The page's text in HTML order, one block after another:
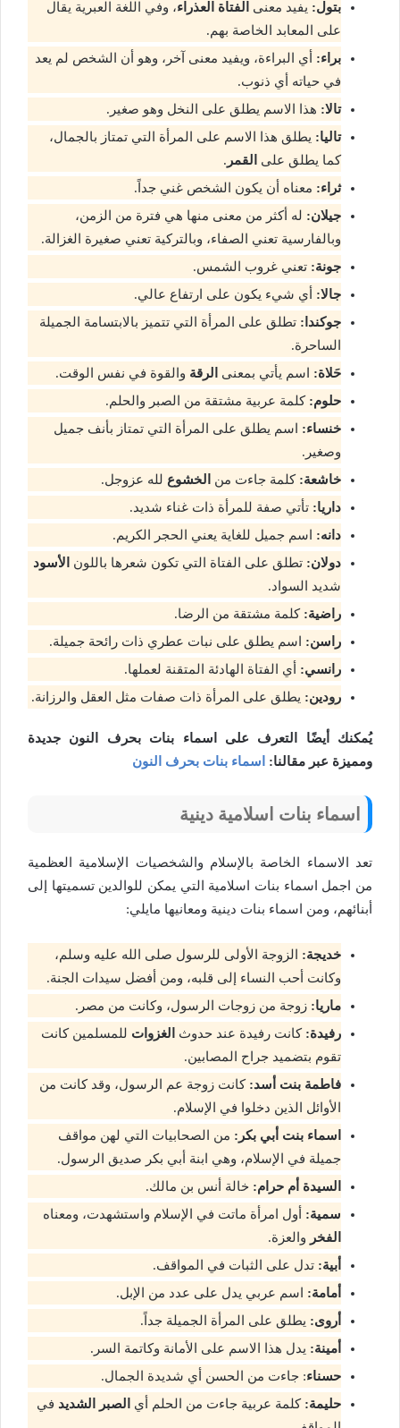
بتول: يفيد معنى الفتاة العذراء، وفي اللغة العبرية يقال
على المعابد الخاصة بهم.
براء: أي البراءة، ويفيد معنى آخر، وهو أن الشخص لم يعد
في حياته أي ذنوب.
تالا: هذا الاسم يطلق على النخل وهو صغير.
تاليا: يطلق هذا الاسم على المرأة التي تمتاز بالجمال،
كما يطلق على
القمر .
ثراء: معناه أن يكون الشخص غني جداً.
جيلان: له أكثر من معنى منها هي فترة من الزمن،
وبالفارسية تعني الصفاء، وبالتركية تعني صغيرة الغزالة.
جونة: تعني غروب الشمس.
جالا: أي شيء يكون على ارتفاع عالي.
جوكندا: تطلق على المرأة التي تتميز بالابتسامة الجميلة
الساحرة.
حَلاة: اسم يأتي بمعنى الرقة والقوة في نفس الوقت.
حلوم: كلمة عربية مشتقة من الصبر والحلم.
خنساء: اسم يطلق على المرأة التي تمتاز بأنف جميل
وصغير.
خاشعة: كلمة جاءت من الخشوع لله عزوجل.
داريا: تأتي صفة للمرأة ذات غناء شديد.
دانه: اسم جميل للغاية يعني الحجر الكريم.
دولان: تطلق على الفتاة التي تكون شعرها باللون
الأسود
شديد السواد.
راضية: كلمة مشتقة من الرضا.
راسن: اسم يطلق على نبات عطري ذات رائحة جميلة.
رانسي: أي الفتاة الهادئة المتقنة لعملها.
رودين: يطلق على المرأة ذات صفات مثل العقل والرزانة.
يُمكنك أيضًا التعرف على اسماء بنات بحرف النون جديدة
ومميزة عبر مقالنا:
اسماء بنات بحرف النون
اسماء بنات اسلامية دينية
تعد الاسماء الخاصة بالإسلام والشخصيات الإسلامية العظمية
من اجمل اسماء بنات اسلامية التي يمكن للوالدين تسميتها إلى
أبنائهم، ومن اسماء بنات دينية ومعانيها مايلي:
خديجة: الزوجة الأولى للرسول صلى الله عليه وسلم،
وكانت أحب النساء إلى قلبه، ومن أفضل سيدات الجنة.
ماريا: زوجة من زوجات الرسول، وكانت من مصر.
رفيدة: كانت رفيدة عند حدوث الغزوات للمسلمين كانت
تقوم بتضميد جراح المصابين.
فاطمة بنت أسد: كانت زوجة عم الرسول، وقد كانت من
الأوائل الذين دخلوا في الإسلام.
اسماء بنت أبي بكر: من الصحابيات التي لهن مواقف
جميلة في الإسلام، وهي ابنة أبي بكر صديق الرسول.
السيدة أم حرام: خالة أنس بن مالك.
سمية: أول امرأة ماتت في الإسلام واستشهدت، ومعناه
الفخر والعزة.
أبية: تدل على الثبات في المواقف.
أمامة: اسم عربي يدل على عدد من الإبل.
أروى: يطلق على المرأة الجميلة جداً.
أمينة: يدل هذا الاسم على الأمانة وكاتمة السر.
حسناء: جاءت من الحسن أي شديدة الجمال.
حليمة:كلمة عربية جاءت من الحلم أي الصبر الشديد في